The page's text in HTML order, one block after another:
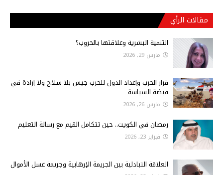
مقالات الرأي
التنمية البشرية وعلاقتها بالحروب؟
مارس 29, 2026
قرار الحرب وإعداد الدول للحرب جيش بلا سلاح ولا إرادة في
قبضة السياسة
مارس 26, 2026
رمضان في الكويت.. حين تتكامل القيم مع رسالة التعليم
فبراير 23, 2026
العلاقة التبادلية بين الجريمة الإرهابية وجريمة غسل الأموال